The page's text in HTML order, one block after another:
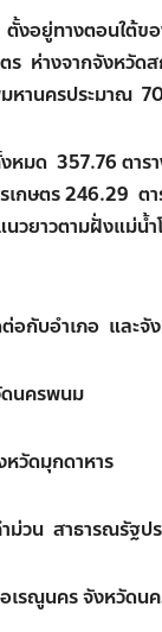
งอยู่ทางตอนใต้
ห่างจากจังหวั
หานครประมาณ
หมด 357.76 ตา
เกษตร 246.29
วยาวตามฝั่งแม่
กับอำเภอ และจั
นครพนม
ดมุกดาหาร
สาธารณรัฐประ
ณูนคร จังหวัดน